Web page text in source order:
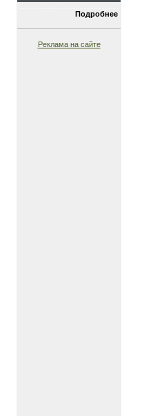
Подробнее
Реклама на сайте